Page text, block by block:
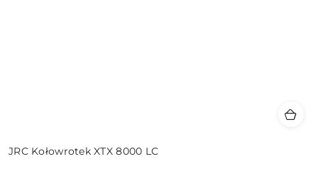
JRC Kołowrotek XTX 8000 LC